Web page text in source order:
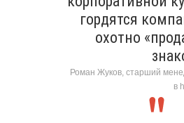
гордятся
охотно
Роман Жуков, старший
в